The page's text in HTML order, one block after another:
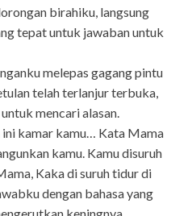
birahiku, langsung
tepat untuk jawaban untuk
melepas gagang pintu
telah terlanjur terbuka,
mencari alasan.
kamar kamu… Kata Mama
kamu. Kamu disuruh
Kaka di suruh tidur di
dengan bahasa yang
keningnya